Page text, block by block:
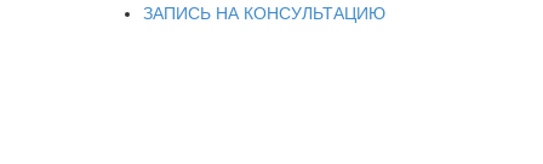
ЗАПИСЬ НА КОНСУЛЬТАЦИЮ